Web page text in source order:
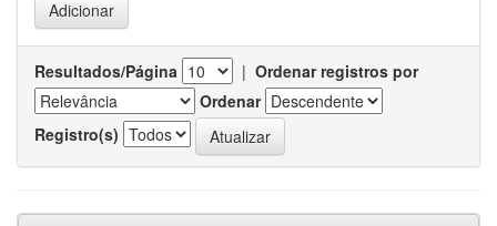
Resultados/Página | Ordenar registros por
Ordenar
Registro(s)